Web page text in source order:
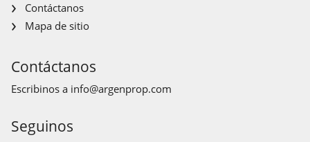
Contáctanos
Mapa de sitio
Contáctanos
Escribinos a info@argenprop.com
Seguinos